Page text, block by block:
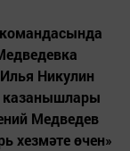
Никулин
казанышлары
Медведев
хезмәте өчен»